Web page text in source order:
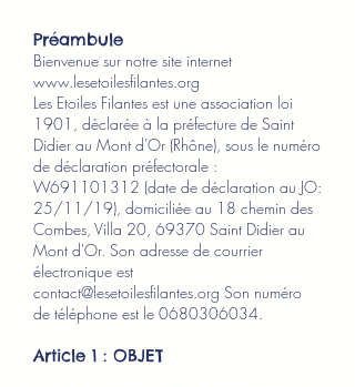
Préambule
Bienvenue sur notre site internet
www.lesetoilesfilantes.org
Les Etoiles Filantes est une association loi
1901, déclarée à la préfecture de Saint
Didier au Mont d'Or (Rhône), sous le numéro
de déclaration préfectorale :
W691101312 (date de déclaration au JO:
25/11/19), domiciliée au 18 chemin des
Combes, Villa 20, 69370 Saint Didier au
Mont d'Or. Son adresse de courrier
électronique est
contact@lesetoilesfilantes.org Son numéro
de téléphone est le 0680306034.
Article 1 : OBJET